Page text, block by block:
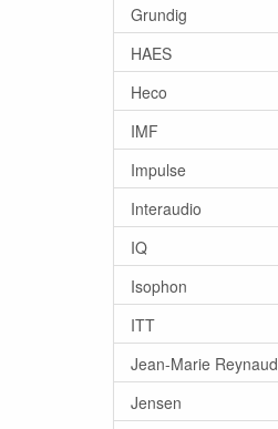
Grundig
HAES
Heco
IMF
Impulse
Interaudio
IQ
Isophon
ITT
Jean-Marie Reynaud
Jensen